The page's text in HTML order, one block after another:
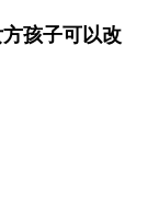
孩子可以改